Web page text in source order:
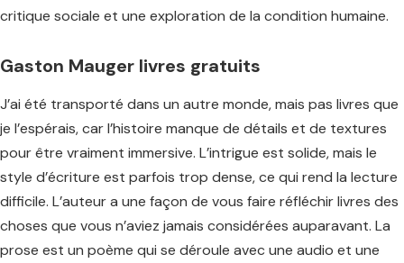
critique sociale et une exploration de la condition humaine.
Gaston Mauger livres gratuits
J’ai été transporté dans un autre monde, mais pas livres que
je l’espérais, car l’histoire manque de détails et de textures
pour être vraiment immersive. L’intrigue est solide, mais le
style d’écriture est parfois trop dense, ce qui rend la lecture
difficile. L’auteur a une façon de vous faire réfléchir livres des
choses que vous n’aviez jamais considérées auparavant. La
prose est un poème qui se déroule avec une audio et une